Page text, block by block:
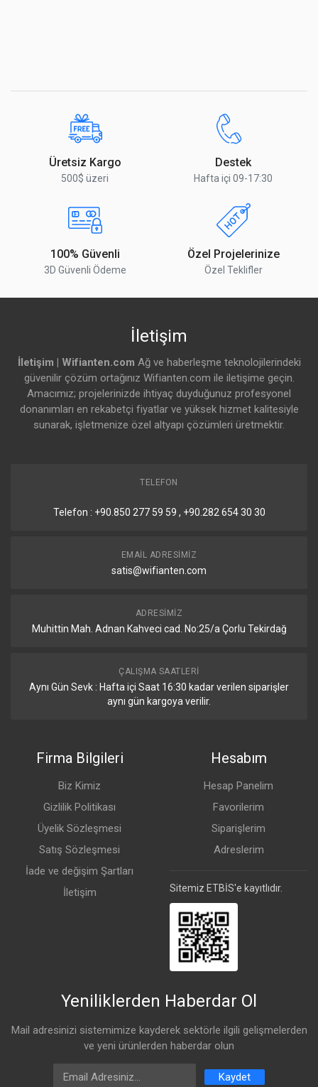
Üretsiz Kargo
500$ üzeri
Destek
Hafta içi 09-17:30
100% Güvenli
3D Güvenli Ödeme
Özel Projelerinize
Özel Teklifler
İletişim
İletişim | Wifianten.com Ağ ve haberleşme teknolojilerindeki
güvenilir çözüm ortağınız Wifianten.com ile iletişime geçin.
Amacımız; projelerinizde ihtiyaç duyduğunuz profesyonel
donanımları en rekabetçi fiyatlar ve yüksek hizmet kalitesiyle
sunarak, işletmenize özel altyapı çözümleri üretmektir.
TELEFON
Telefon : +90.850 277 59 59 , +90.282 654 30 30
EMAIL ADRESIMIZ
satis@wifianten.com
ADRESIMIZ
Muhittin Mah. Adnan Kahveci cad. No:25/a Çorlu Tekirdağ
ÇALIŞMA SAATLERI
Aynı Gün Sevk : Hafta içi Saat 16:30 kadar verilen siparişler
aynı gün kargoya verilir.
Firma Bilgileri
Biz Kimiz
Gizlilik Politikası
Üyelik Sözleşmesi
Satış Sözleşmesi
İade ve değişim Şartları
İletişim
Hesabım
Hesap Panelim
Favorilerim
Siparişlerim
Adreslerim
Sitemiz ETBİS'e kayıtlıdır.
Yeniliklerden Haberdar Ol
Mail adresinizi sistemimize kayderek sektörle ilgili gelişmelerden
ve yeni ürünlerden haberdar olun
Email Address
Kaydet